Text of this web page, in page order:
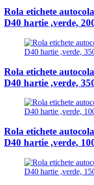
Rola etichete
D40 hartie ,verde,
Rola etichete
D40 hartie ,verde,
Rola etichete
D40 hartie ,verde,